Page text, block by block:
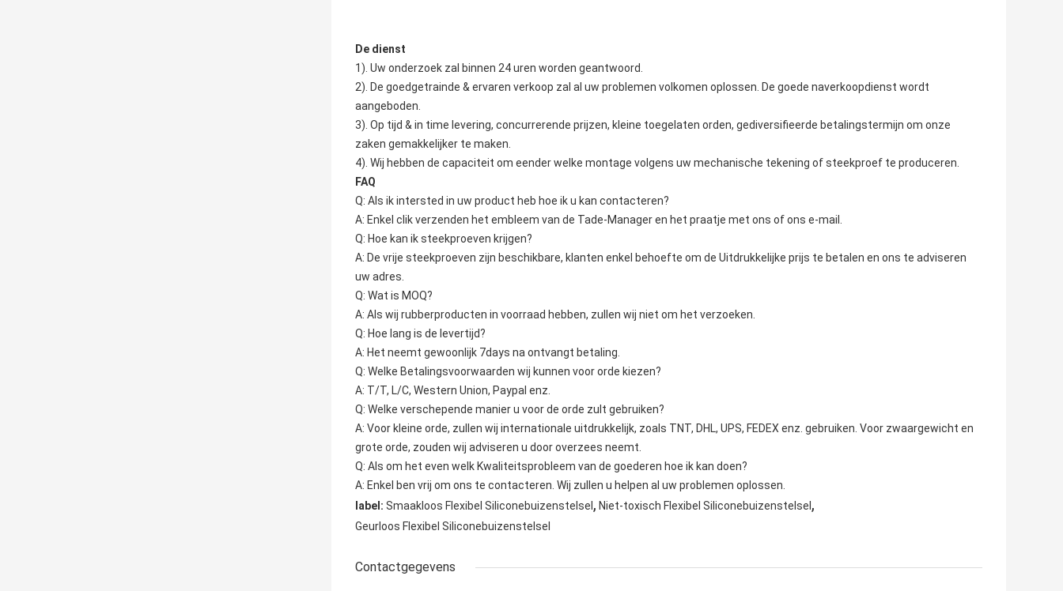
De dienst
1). Uw onderzoek zal binnen 24 uren worden geantwoord.
2). De goedgetrainde & ervaren verkoop zal al uw problemen volkomen oplossen. De goede naverkoopdienst wordt
aangeboden.
3). Op tijd & in time levering, concurrerende prijzen, kleine toegelaten orden, gediversifieerde betalingstermijn om onze
zaken gemakkelijker te maken.
4). Wij hebben de capaciteit om eender welke montage volgens uw mechanische tekening of steekproef te produceren.
FAQ
Q: Als ik intersted in uw product heb hoe ik u kan contacteren?
A: Enkel clik verzenden het embleem van de Tade-Manager en het praatje met ons of ons e-mail.
Q: Hoe kan ik steekproeven krijgen?
A: De vrije steekproeven zijn beschikbare, klanten enkel behoefte om de Uitdrukkelijke prijs te betalen en ons te adviseren
uw adres.
Q: Wat is MOQ?
A: Als wij rubberproducten in voorraad hebben, zullen wij niet om het verzoeken.
Q: Hoe lang is de levertijd?
A: Het neemt gewoonlijk 7days na ontvangt betaling.
Q: Welke Betalingsvoorwaarden wij kunnen voor orde kiezen?
A: T/T, L/C, Western Union, Paypal enz.
Q: Welke verschepende manier u voor de orde zult gebruiken?
A: Voor kleine orde, zullen wij internationale uitdrukkelijk, zoals TNT, DHL, UPS, FEDEX enz. gebruiken. Voor zwaargewicht en
grote orde, zouden wij adviseren u door overzees neemt.
Q: Als om het even welk Kwaliteitsprobleem van de goederen hoe ik kan doen?
A: Enkel ben vrij om ons te contacteren. Wij zullen u helpen al uw problemen oplossen.
label: Smaakloos Flexibel Siliconebuizenstelsel , Niet-toxisch Flexibel Siliconebuizenstelsel ,
Geurloos Flexibel Siliconebuizenstelsel
Contactgegevens